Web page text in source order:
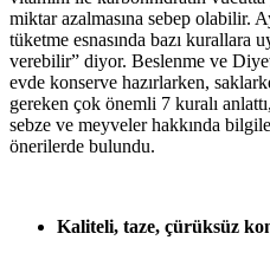
miktar azalmasına sebep olabilir.
tüketme esnasında bazı kurallara
verebilir” diyor. Beslenme ve
evde konserve hazırlarken,
gereken çok önemli 7 kuralı
sebze ve meyveler hakkında
önerilerde bulundu.
Kaliteli, taze, çürüksüz